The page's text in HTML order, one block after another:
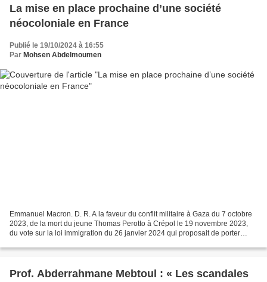
La mise en place prochaine d’une société
néocoloniale en France
Publié le 19/10/2024 à 16:55
Par Mohsen Abdelmoumen
Emmanuel Macron. D. R. A la faveur du conflit militaire à Gaza du 7 octobre
2023, de la mort du jeune Thomas Perotto à Crépol le 19 novembre 2023,
du vote sur la loi immigration du 26 janvier 2024 qui proposait de porter
Prof. Abderrahmane Mebtoul : « Les scandales